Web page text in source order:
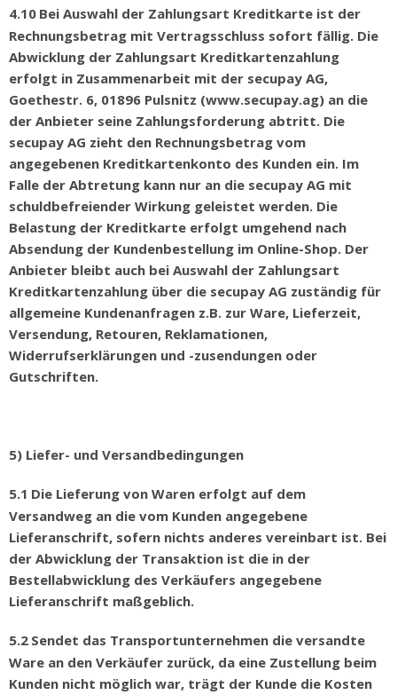
4.10 Bei Auswahl der Zahlungsart Kreditkarte ist der
Rechnungsbetrag mit Vertragsschluss sofort fällig. Die
Abwicklung der Zahlungsart Kreditkartenzahlung
erfolgt in Zusammenarbeit mit der secupay AG,
Goethestr. 6, 01896 Pulsnitz (www.secupay.ag) an die
der Anbieter seine Zahlungsforderung abtritt. Die
secupay AG zieht den Rechnungsbetrag vom
angegebenen Kreditkartenkonto des Kunden ein. Im
Falle der Abtretung kann nur an die secupay AG mit
schuldbefreiender Wirkung geleistet werden. Die
Belastung der Kreditkarte erfolgt umgehend nach
Absendung der Kundenbestellung im Online-Shop. Der
Anbieter bleibt auch bei Auswahl der Zahlungsart
Kreditkartenzahlung über die secupay AG zuständig für
allgemeine Kundenanfragen z.B. zur Ware, Lieferzeit,
Versendung, Retouren, Reklamationen,
Widerrufserklärungen und -zusendungen oder
Gutschriften.
5) Liefer- und Versandbedingungen
5.1 Die Lieferung von Waren erfolgt auf dem
Versandweg an die vom Kunden angegebene
Lieferanschrift, sofern nichts anderes vereinbart ist. Bei
der Abwicklung der Transaktion ist die in der
Bestellabwicklung des Verkäufers angegebene
Lieferanschrift maßgeblich.
5.2 Sendet das Transportunternehmen die versandte
Ware an den Verkäufer zurück, da eine Zustellung beim
Kunden nicht möglich war, trägt der Kunde die Kosten